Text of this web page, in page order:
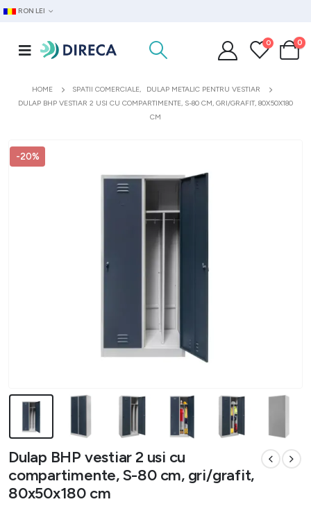
RON LEI
0 0
HOME SPATII COMERCIALE,
DULAP METALIC PENTRU VESTIAR
DULAP BHP VESTIAR 2 USI CU COMPARTIMENTE, S-80 CM, GRI/GRAFIT, 80X50X180
CM
-20%
Dulap BHP vestiar 2 usi cu
compartimente, S-80 cm, gri/grafit,
80x50x180 cm